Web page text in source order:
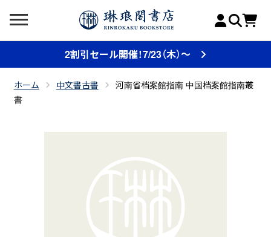
2割引セール開催！7/23（木）～
ホーム 中文書古書
河南省档案館指南 中国档案館指南叢
書